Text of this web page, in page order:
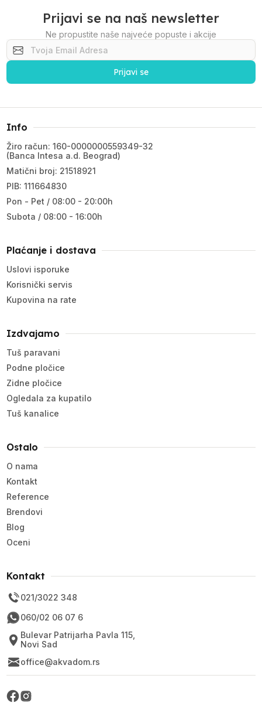
Prijavi se na naš newsletter
Ne propustite naše najveće popuste i akcije
Prijavi se
Info
Žiro račun: 160-0000000559349-32
(Banca Intesa a.d. Beograd)
Matični broj: 21518921
PIB: 111664830
Pon - Pet / 08:00 - 20:00h
Subota / 08:00 - 16:00h
Plaćanje i dostava
Uslovi isporuke
Korisnički servis
Kupovina na rate
Izdvajamo
Tuš paravani
Podne pločice
Zidne pločice
Ogledala za kupatilo
Tuš kanalice
Ostalo
O nama
Kontakt
Reference
Brendovi
Blog
Oceni
Kontakt
021/3022 348
060/02 06 07 6
Bulevar Patrijarha Pavla 115,
Novi Sad
office@akvadom.rs